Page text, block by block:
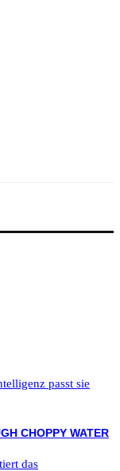
passt sie
das